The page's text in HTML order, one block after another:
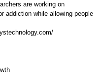
are working on
addiction while allowing people